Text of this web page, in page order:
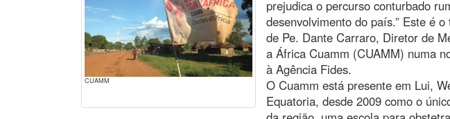
CUAMM
prejudica o percurso conturbado
desenvolvimento do país.” Este é o
de Pe. Dante Carraro, Diretor de
a África Cuamm (CUAMM) numa
à Agência Fides.
O Cuamm está presente em Lui,
Equatoria, desde 2009 como o